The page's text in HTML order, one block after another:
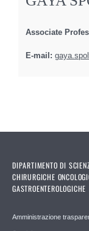
Associate
E-mail:
DIPARTIMENTO DI
CHIRURGICHE
GASTROENTEROLOGICHE
Amministrazione